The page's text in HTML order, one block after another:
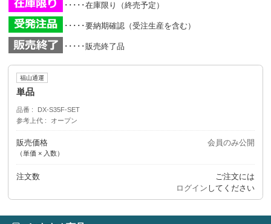
･････在庫限り（終売予定）
･････要納期確認（受注生産を含む）
･････販売終了品
福山通運
単品
品番
DX-S35F-SET
参考上代
オープン
販売価格
（単価 × 入数）
会員のみ公開
注文数
ご注文には
ログイン してください